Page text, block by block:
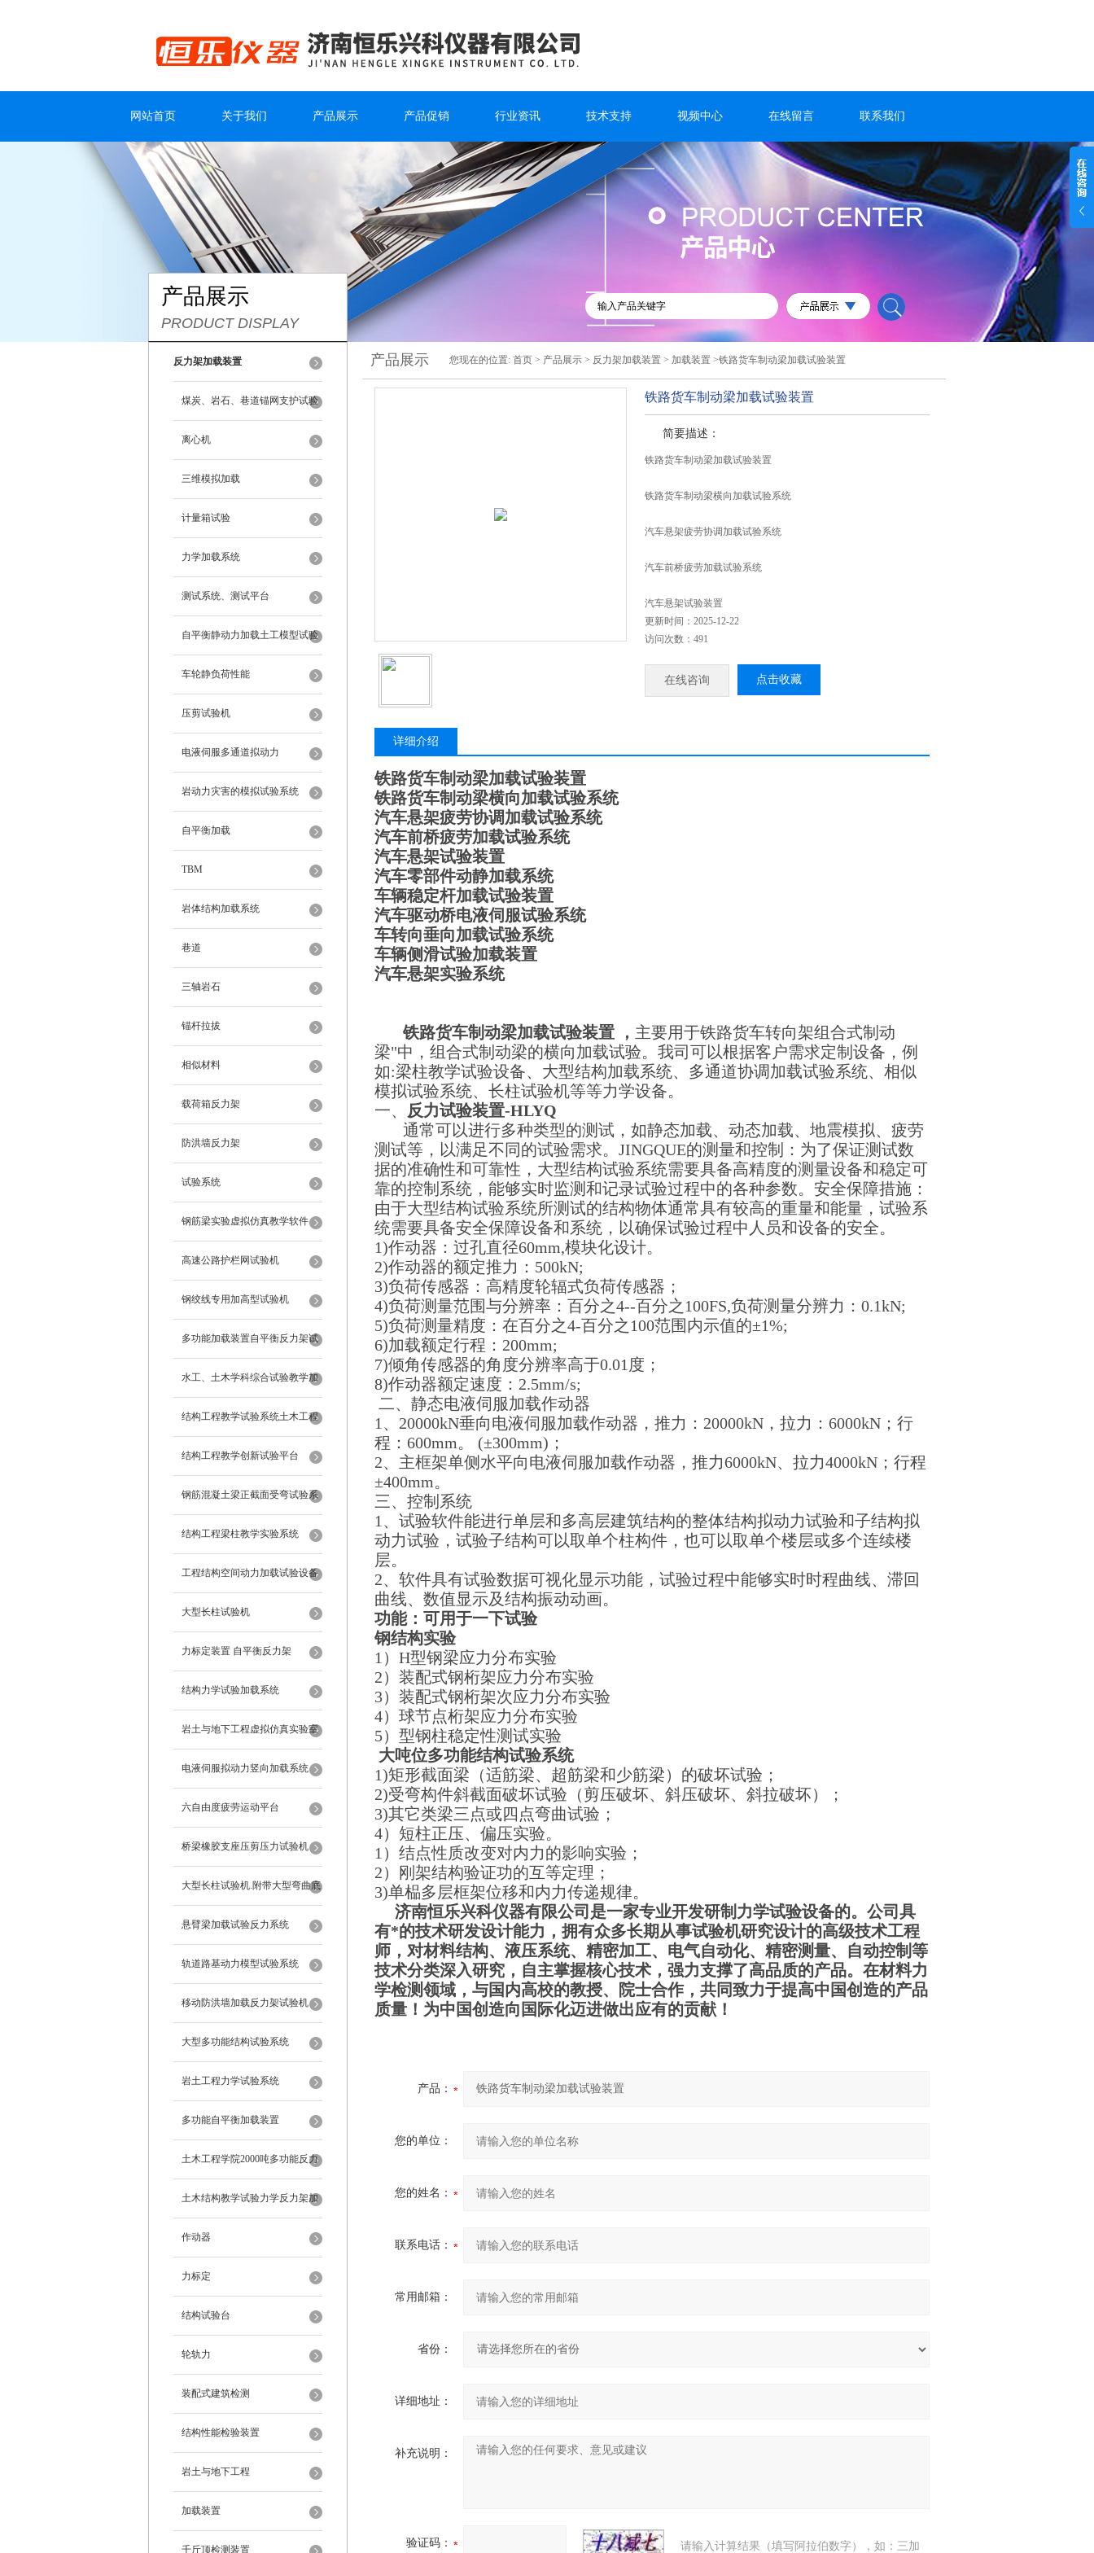
网站首页 关于我们 产品展示 产品促销 行业资讯 技术支持 视频中心 在线留言 联系我们
产品展示
PRODUCT DISPLAY
反力架加载装置
煤炭、岩石、巷道锚网支护试验
离心机
三维模拟加载
计量箱试验
力学加载系统
测试系统、测试平台
自平衡静动力加载土工模型试验
系统
车轮静负荷性能
压剪试验机
电液伺服多通道拟动力
岩动力灾害的模拟试验系统
自平衡加载
TBM
岩体结构加载系统
巷道
三轴岩石
锚杆拉拔
相似材料
载荷箱反力架
防洪墙反力架
试验系统
钢筋梁实验虚拟仿真教学软件
高速公路护栏网试验机
钢绞线专用加高型试验机
多功能加载装置自平衡反力架试
验系统
水工、土木学科综合试验教学加
载系统
结构工程教学试验系统土木工程
试验设备
结构工程教学创新试验平台
钢筋混凝土梁正截面受弯试验系
统
结构工程梁柱教学实验系统
工程结构空间动力加载试验设备
反力框架
大型长柱试验机
力标定装置 自平衡反力架
结构力学试验加载系统
岩土与地下工程虚拟仿真实验室
电液伺服拟动力竖向加载系统
六自由度疲劳运动平台
桥梁橡胶支座压剪压力试验机
大型长柱试验机.附带大型弯曲底
座
悬臂梁加载试验反力系统
轨道路基动力模型试验系统
移动防洪墙加载反力架试验机
大型多功能结构试验系统
岩土工程力学试验系统
多功能自平衡加载装置
土木工程学院2000吨多功能反力
架
土木结构教学试验力学反力架加
载装置
作动器
力标定
结构试验台
轮轨力
装配式建筑检测
结构性能检验装置
岩土与地下工程
加载装置
千斤顶检测装置
产品展示 您现在的位置: 首页 > 产品展示 > 反力架加载装置 > 加载装置 >铁路货车制动梁加载试验装置
铁路货车制动梁加载试验装置
简要描述：
铁路货车制动梁加载试验装置
铁路货车制动梁横向加载试验系统
汽车悬架疲劳协调加载试验系统
汽车前桥疲劳加载试验系统
汽车悬架试验装置
更新时间：2025-12-22
访问次数：491
在线咨询 点击收藏
详细介绍
铁路货车制动梁加载试验装置
铁路货车制动梁横向加载试验系统
汽车悬架疲劳协调加载试验系统
汽车前桥疲劳加载试验系统
汽车悬架试验装置
汽车零部件动静加载系统
车辆稳定杆加载试验装置
汽车驱动桥电液伺服试验系统
车转向垂向加载试验系统
车辆侧滑试验加载装置
汽车悬架实验系统
铁路货车制动梁加载试验装置 ， 主要用于铁路货车转向架组合式制动
梁"中，组合式制动梁的横向加载试验。我司可以根据客户需求定制设备，例
如:梁柱教学试验设备、大型结构加载系统、多通道协调加载试验系统、相似
模拟试验系统、长柱试验机等等力学设备。
一、 反力试验装置-HLYQ
通常可以进行多种类型的测试，如静态加载、动态加载、地震模拟、疲劳
测试等，以满足不同的试验需求。JINGQUE的测量和控制：为了保证测试数
据的准确性和可靠性，大型结构试验系统需要具备高精度的测量设备和稳定可
靠的控制系统，能够实时监测和记录试验过程中的各种参数。安全保障措施：
由于大型结构试验系统所测试的结构物体通常具有较高的重量和能量，试验系
统需要具备安全保障设备和系统，以确保试验过程中人员和设备的安全。
1)作动器：过孔直径60mm,模块化设计。
2)作动器的额定推力：500kN;
3)负荷传感器：高精度轮辐式负荷传感器；
4)负荷测量范围与分辨率：百分之4--百分之100FS,负荷测量分辨力：0.1kN;
5)负荷测量精度：在百分之4-百分之100范围内示值的±1%;
6)加载额定行程：200mm;
7)倾角传感器的角度分辨率高于0.01度；
8)作动器额定速度：2.5mm/s;
二、静态电液伺服加载作动器
1、20000kN垂向电液伺服加载作动器，推力：20000kN，拉力：6000kN；行
程：600mm。 (±300mm)；
2、主框架单侧水平向电液伺服加载作动器，推力6000kN、拉力4000kN；行程
±400mm。
三、控制系统
1、试验软件能进行单层和多高层建筑结构的整体结构拟动力试验和子结构拟
动力试验，试验子结构可以取单个柱构件，也可以取单个楼层或多个连续楼
层。
2、软件具有试验数据可视化显示功能，试验过程中能够实时时程曲线、滞回
曲线、数值显示及结构振动动画。
功能：可用于一下试验
钢结构实验
1）H型钢梁应力分布实验
2）装配式钢桁架应力分布实验
3）装配式钢桁架次应力分布实验
4）球节点桁架应力分布实验
5）型钢柱稳定性测试实验
大吨位多功能结构试验系统
1)矩形截面梁（适筋梁、超筋梁和少筋梁）的破坏试验；
2)受弯构件斜截面破坏试验（剪压破坏、斜压破坏、斜拉破坏）；
3)其它类梁三点或四点弯曲试验；
4）短柱正压、偏压实验。
1）结点性质改变对内力的影响实验；
2）刚架结构验证功的互等定理；
3)单榀多层框架位移和内力传递规律。
济南恒乐兴科仪器有限公司是一家专业开发研制力学试验设备的。公司具
有*的技术研发设计能力，拥有众多长期从事试验机研究设计的高级技术工程
师，对材料结构、液压系统、精密加工、电气自动化、精密测量、自动控制等
技术分类深入研究，自主掌握核心技术，强力支撑了高品质的产品。在材料力
学检测领域，与国内高校的教授、院士合作，共同致力于提高中国创造的产品
质量！为中国创造向国际化迈进做出应有的贡献！
产品：
您的单位：
您的姓名：
联系电话：
常用邮箱：
省份：
详细地址：
补充说明：
验证码： 请输入计算结果（填写阿拉伯数字），如：三加